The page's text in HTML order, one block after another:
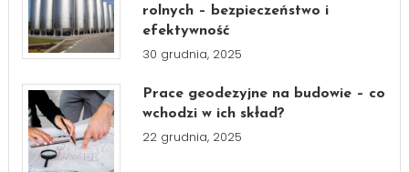
rolnych – bezpieczeństwo i
efektywność
30 grudnia, 2025
Prace geodezyjne na budowie – co
wchodzi w ich skład?
22 grudnia, 2025